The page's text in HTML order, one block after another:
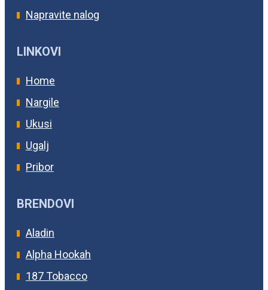
Napravite nalog
LINKOVI
Home
Nargile
Ukusi
Ugalj
Pribor
BRENDOVI
Aladin
Alpha Hookah
187 Tobacco